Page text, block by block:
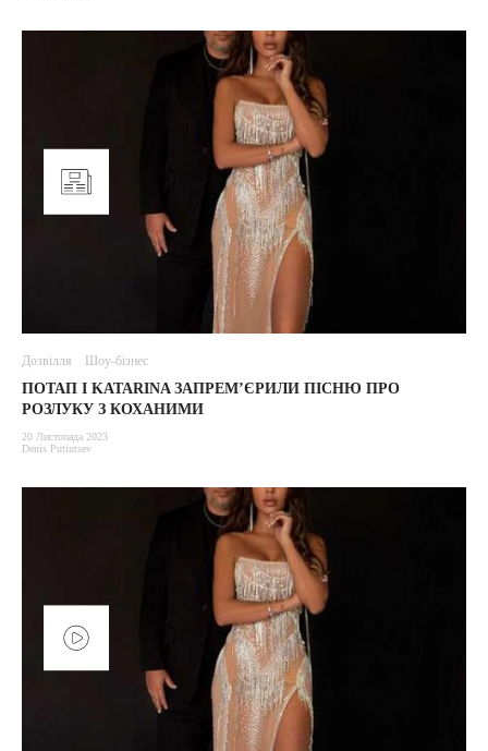
Дозвілля Шоу-бізнес
ПОТАП І KATARINA ЗАПРЕМ’ЄРИЛИ ПІСНЮ ПРО
РОЗЛУКУ З КОХАНИМИ
20 Листопада 2023
Denis Putintsev